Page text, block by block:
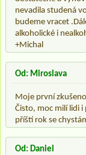
nevadila studená
budeme vracet
alkoholické i
+Michal
Od: Miroslava
Moje první
Čisto, moc milí lidi
příští rok se
Od: Daniel